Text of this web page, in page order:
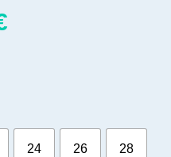
24 26 28